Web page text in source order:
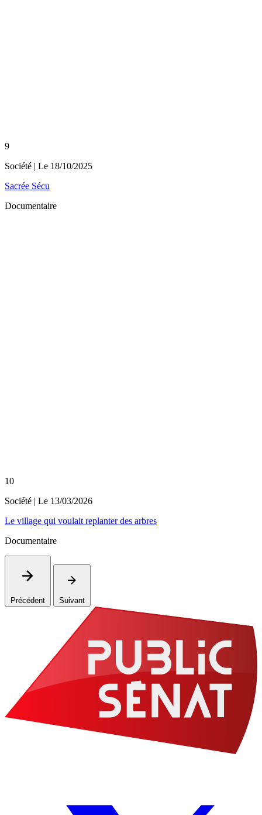
9
Société | Le 18/10/2025
Sacrée Sécu
Documentaire
10
Société | Le 13/03/2026
Le village qui voulait replanter des arbres
Documentaire
Précédent Suivant